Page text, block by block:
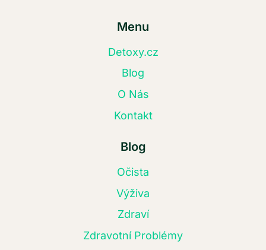
Menu
Detoxy.cz
Blog
O Nás
Kontakt
Blog
Očista
Výživa
Zdraví
Zdravotní Problémy